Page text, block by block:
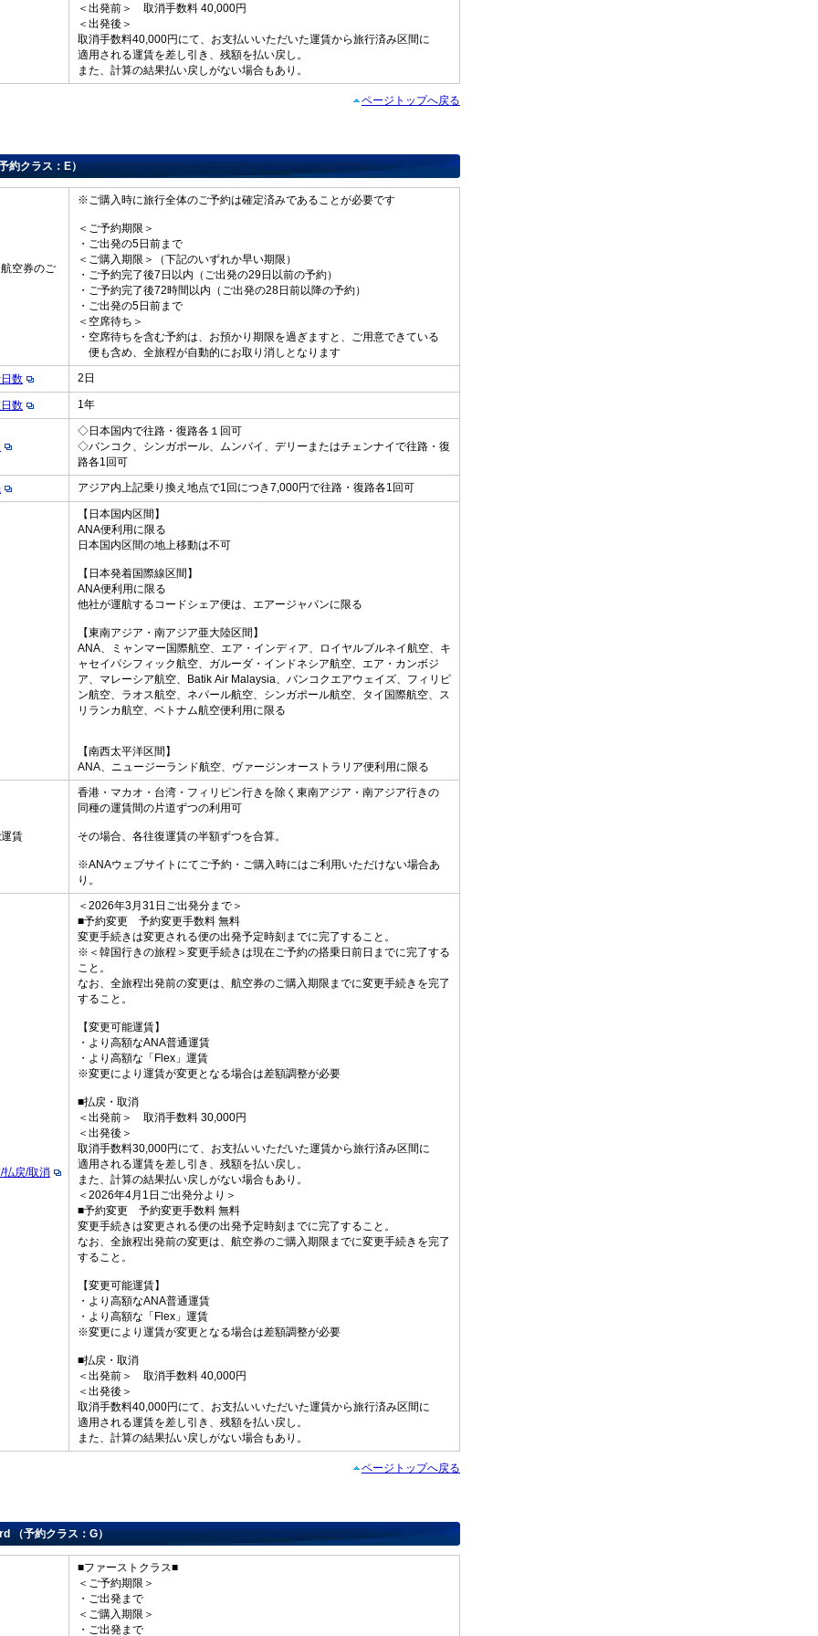
＜出発前＞ 取消手数料 40,000円
＜出発後＞
取消手数料40,000円にて、お支払いいただいた運賃から旅行済み区間に
適用される運賃を差し引き、残額を払い戻し。
また、計算の結果払い戻しがない場合もあり。
ページトップへ戻る
約クラス：E）
空券のご
※ご購入時に旅行全体のご予約は確定済みであることが必要です
＜ご予約期限＞
・ご出発の5日前まで
＜ご購入期限＞（下記のいずれか早い期限）
・ご予約完了後7日以内（ご出発の29日以前の予約）
・ご予約完了後72時間以内（ご出発の28日前以降の予約）
・ご出発の5日前まで
＜空席待ち＞
・空席待ちを含む予約は、お預かり期限を過ぎますと、ご用意できている
便も含め、全旅程が自動的にお取り消しとなります
数 2日
数 1年
◇日本国内で往路・復路各１回可
◇バンコク、シンガポール、ムンバイ、デリーまたはチェンナイで往路・復
路各1回可
アジア内上記乗り換え地点で1回につき7,000円で往路・復路各1回可
【日本国内区間】
ANA便利用に限る
日本国内区間の地上移動は不可
【日本発着国際線区間】
ANA便利用に限る
他社が運航するコードシェア便は、エアージャパンに限る
【東南アジア・南アジア亜大陸区間】
ANA、ミャンマー国際航空、エア・インディア、ロイヤルブルネイ航空、キ
ャセイパシフィック航空、ガルーダ・インドネシア航空、エア・カンボジ
ア、マレーシア航空、Batik Air Malaysia、バンコクエアウェイズ、フィリピ
ン航空、ラオス航空、ネパール航空、シンガポール航空、タイ国際航空、ス
リランカ航空、ベトナム航空便利用に限る
【南西太平洋区間】
ANA、ニュージーランド航空、ヴァージンオーストラリア便利用に限る
賃
香港・マカオ・台湾・フィリピン行きを除く東南アジア・南アジア行きの
同種の運賃間の片道ずつの利用可
その場合、各往復運賃の半額ずつを合算。
※ANAウェブサイトにてご予約・ご購入時にはご利用いただけない場合あ
り。
払戻/取消
＜2026年3月31日ご出発分まで＞
■予約変更 予約変更手数料 無料
変更手続きは変更される便の出発予定時刻までに完了すること。
※＜韓国行きの旅程＞変更手続きは現在ご予約の搭乗日前日までに完了する
こと。
なお、全旅程出発前の変更は、航空券のご購入期限までに変更手続きを完了
すること。
【変更可能運賃】
・より高額なANA普通運賃
・より高額な「Flex」運賃
※変更により運賃が変更となる場合は差額調整が必要
■払戻・取消
＜出発前＞ 取消手数料 30,000円
＜出発後＞
取消手数料30,000円にて、お支払いいただいた運賃から旅行済み区間に
適用される運賃を差し引き、残額を払い戻し。
また、計算の結果払い戻しがない場合もあり。
＜2026年4月1日ご出発分より＞
■予約変更 予約変更手数料 無料
変更手続きは変更される便の出発予定時刻までに完了すること。
なお、全旅程出発前の変更は、航空券のご購入期限までに変更手続きを完了
すること。
【変更可能運賃】
・より高額なANA普通運賃
・より高額な「Flex」運賃
※変更により運賃が変更となる場合は差額調整が必要
■払戻・取消
＜出発前＞ 取消手数料 40,000円
＜出発後＞
取消手数料40,000円にて、お支払いいただいた運賃から旅行済み区間に
適用される運賃を差し引き、残額を払い戻し。
また、計算の結果払い戻しがない場合もあり。
ページトップへ戻る
（予約クラス：G）
■ファーストクラス■
＜ご予約期限＞
・ご出発まで
＜ご購入期限＞
・ご出発まで